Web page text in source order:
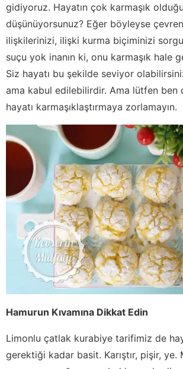
gidiyoruz. Hayatın çok karmaşık
düşünüyorsunuz? Eğer böyleyse
ilişkilerinizi, ilişki kurma biçiminizi
suçu yok inanın ki, onu karmaşık hale
Siz hayatı bu şekilde seviyor
ama kabul edilebilirdir. Ama lütfen ben
hayatı karmaşıklaştırmaya zorlamayın.
Hamurun Kıvamına Dikkat Edin
Limonlu çatlak kurabiye tarifimiz de
gerektiği kadar basit. Karıştır, pişir, ye.